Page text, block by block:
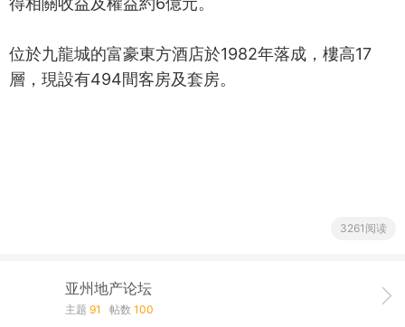
位於九龍城的富豪東方酒店於1982年落成，樓高17
層，現設有494間客房及套房。
3261阅读
亚州地产论坛
主题 91 帖数 100